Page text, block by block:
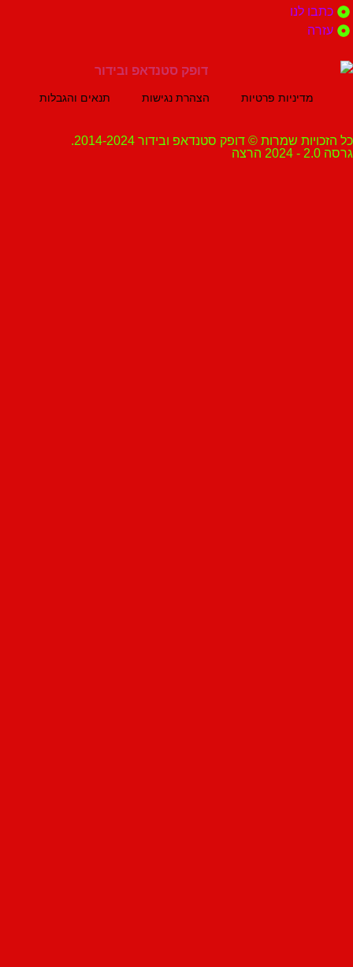
לנו
מדיניות פרטיות הצהרת נגישות תנאים והגבלות
שמרות © דופק סטנדאפ ובידור 2014-2024.